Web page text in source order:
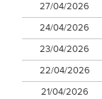
27/04/2026
24/04/2026
23/04/2026
22/04/2026
21/04/2026